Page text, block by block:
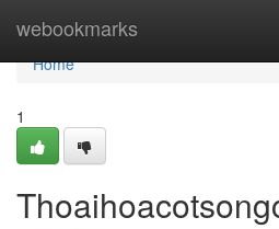
webookmarks
Home
Home
1